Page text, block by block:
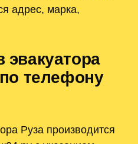
адрес, марка,
телефону
Руза производится